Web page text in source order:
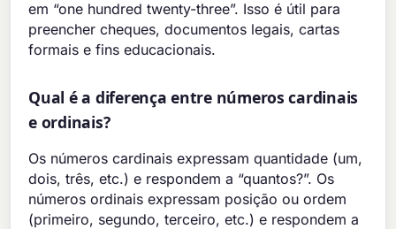
em “one hundred twenty-three”. Isso é útil para
preencher cheques, documentos legais, cartas
formais e fins educacionais.
Qual é a diferença entre números cardinais
e ordinais?
Os números cardinais expressam quantidade (um,
dois, três, etc.) e respondem a “quantos?”. Os
números ordinais expressam posição ou ordem
(primeiro, segundo, terceiro, etc.) e respondem a